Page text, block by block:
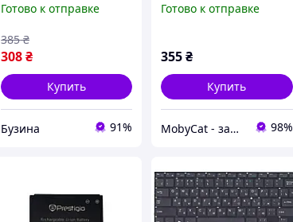
аккумуляторная
AAA buzyna
Готово к отправке
308₴
385 ₴
Купить
Бузина 91%
тачскрин (черный -
Готово к отправке
355₴
Купить
MobyCat - запчасти для мобильных телефонов и планшетов 98%